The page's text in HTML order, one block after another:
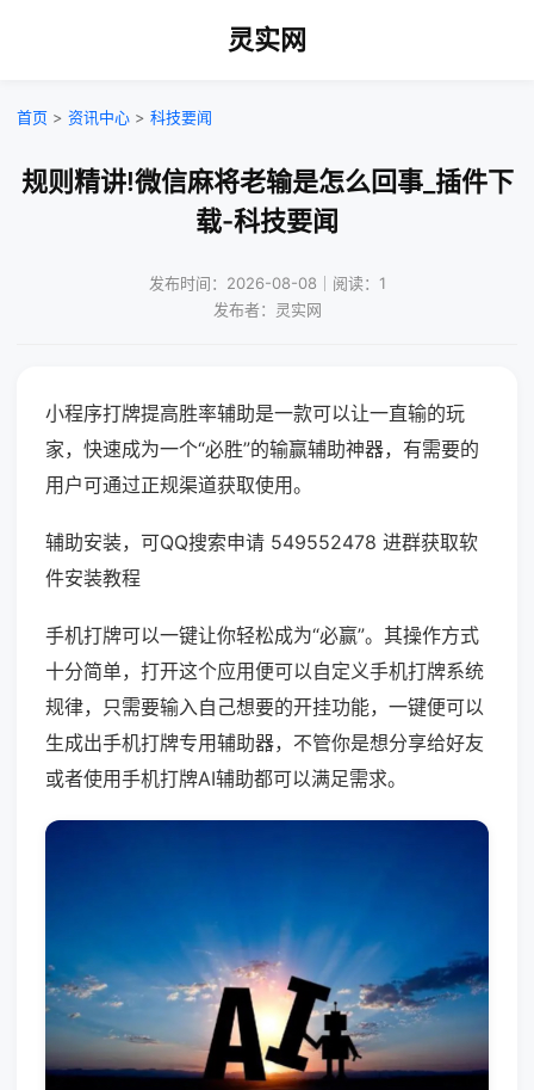
灵实网
首页 > 资讯中心 > 科技要闻
规则精讲!微信麻将老输是怎么回事_插件下
载-科技要闻
发布时间：2026-08-08｜阅读：1
发布者：灵实网
小程序打牌提高胜率辅助是一款可以让一直输的玩
家，快速成为一个“必胜”的输赢辅助神器，有需要的
用户可通过正规渠道获取使用。
辅助安装，可QQ搜索申请 549552478 进群获取软
件安装教程
手机打牌可以一键让你轻松成为“必赢”。其操作方式
十分简单，打开这个应用便可以自定义手机打牌系统
规律，只需要输入自己想要的开挂功能，一键便可以
生成出手机打牌专用辅助器，不管你是想分享给好友
或者使用手机打牌AI辅助都可以满足需求。